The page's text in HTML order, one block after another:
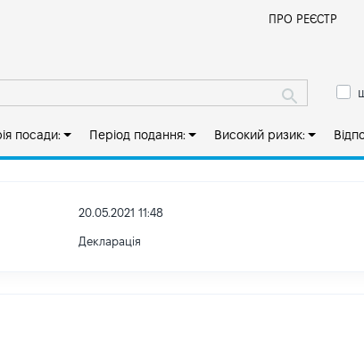
ПРО РЕЄСТР
посади: Період подання: Високий ризик:
20.05.2021 11:48
Декларація